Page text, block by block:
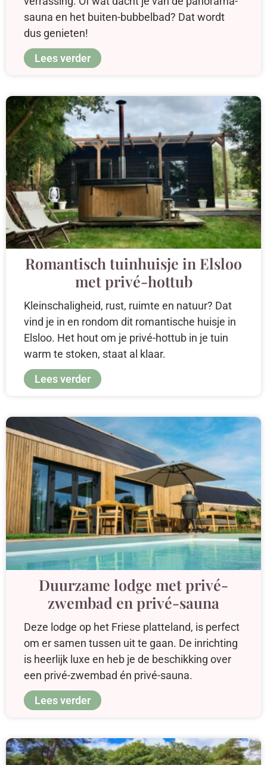
sauna en het buiten-bubbelbad? Dat wordt
dus genieten!
Lees verder
Romantisch tuinhuisje in Elsloo
met privé-hottub
Kleinschaligheid, rust, ruimte en natuur? Dat
vind je in en rondom dit romantische huisje in
Elsloo. Het hout om je privé-hottub in je tuin
warm te stoken, staat al klaar.
Lees verder
Duurzame lodge met privé-
zwembad en privé-sauna
Deze lodge op het Friese platteland, is perfect
om er samen tussen uit te gaan. De inrichting
is heerlijk luxe en heb je de beschikking over
een privé-zwembad én privé-sauna.
Lees verder